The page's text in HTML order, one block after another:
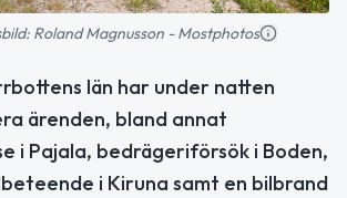
Roland Magnusson - Mostphotos
län har under natten
ärenden, bland annat
i Pajala, bedrägeriförsök i Boden,
i Kiruna samt en bilbrand